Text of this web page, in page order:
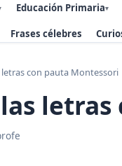
Educación Primaria▾
Frases célebres
letras con pauta Montessori